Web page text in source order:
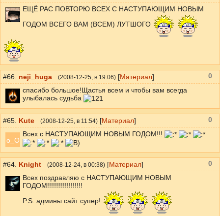
ЕЩЁ РАС ПОВТОРЮ ВСЕХ С НАСТУПАЮЩИМ НОВЫМ
ГОДОМ ВСЕГО ВАМ (ВСЕМ) ЛУТШОГО
#66. neji_huga (2008-12-25 , в 19:06) [Материал]
спасибо большое!Щастья всем и чтобы вам всегда
улыбалась судьба
0
#65. Kute (2008-12-25 , в 11:54) [Материал]
o_O
Всех с НАСТУПАЮЩИМ НОВЫМ ГОДОМ!!!
0
#64. Knight (2008-12-24 , в 00:38) [Материал]
Всех поздравляю с НАСТУПАЮЩИМ НОВЫМ
ГОДОМ!!!!!!!!!!!!!!!!!!
P.S. админы сайт супер!
0